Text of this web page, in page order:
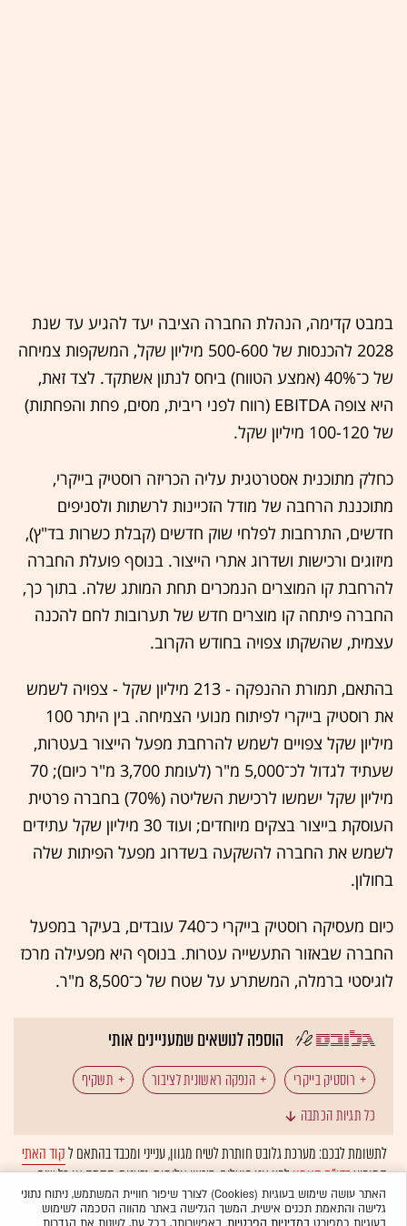
במבט קדימה, הנהלת החברה הציבה יעד להגיע עד שנת
2028 להכנסות של 500-600 מיליון שקל, המשקפות צמיחה
של כ־40% (אמצע הטווח) ביחס לנתון אשתקד. לצד זאת,
היא צופה EBITDA (רווח לפני ריבית, מסים, פחת והפחתות)
של 100-120 מיליון שקל.
כחלק מתוכנית אסטרטגית עליה הכריזה רוסטיק בייקרי,
מתוכננת הרחבה של מודל הזכיינות לרשתות ולסניפים
חדשים, התרחבות לפלחי שוק חדשים (קבלת כשרות בד"ץ),
מיזוגים ורכישות ושדרוג אתרי הייצור. בנוסף פועלת החברה
להרחבת קו המוצרים הנמכרים תחת המותג שלה. בתוך כך,
החברה פיתחה קו מוצרים חדש של תערובות לחם להכנה
עצמית, שהשקתו צפויה בחודש הקרוב.
בהתאם, תמורת ההנפקה - 213 מיליון שקל - צפויה לשמש
את רוסטיק בייקרי לפיתוח מנועי הצמיחה. בין היתר 100
מיליון שקל צפויים לשמש להרחבת מפעל הייצור בעטרות,
שעתיד לגדול לכ־5,000 מ"ר (לעומת 3,700 מ"ר כיום); 70
מיליון שקל ישמשו לרכישת השליטה (70%) בחברה פרטית
העוסקת בייצור בצקים מיוחדים; ועוד 30 מיליון שקל עתידים
לשמש את החברה להשקעה בשדרוג מפעל הפיתות שלה
בחולון.
כיום מעסיקה רוסטיק בייקרי כ־740 עובדים, בעיקר במפעל
החברה שבאזור התעשייה עטרות. בנוסף היא מפעילה מרכז
לוגיסטי ברמלה, המשתרע על שטח של כ־8,500 מ"ר.
הוספה לנושאים שמעניינים אותי
רוסטיק בייקרי הנפקה ראשונית לציבור תשקיף
Nature Valley האגן דאז ליימן שליסל
כל תגיות הכתבה
לתשומת לבכם: מערכת גלובס חותרת לשיח מגוון, ענייני ומכבד בהתאם לקוד האתי
המופיעבדו"ח האמוןלפיו אנו פועלים. ביטויי אלימות, גזענות, הסתה או כל שיח
בלתי הולם אחר מסוננים בצורהאוטומטיתולא יפורסמו באתר.
האתר עושה שימוש בעוגיות (Cookies) לצורך שיפור חוויית המשתמש, ניתוח נתוני
גלישה והתאמת תכנים אישית. המשך הגלישה באתר מהווה הסכמה לשימוש